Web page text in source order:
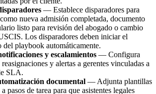
— Establece disparadores para
nueva admisión completada, documento
listo para revisión del abogado o cambio
Los disparadores deben iniciar el
del playbook automáticamente.
y escalamientos — Configura
y alertas a gerentes vinculadas a
SLA.
documental — Adjunta plantillas
pasos de tarea para que asistentes legales